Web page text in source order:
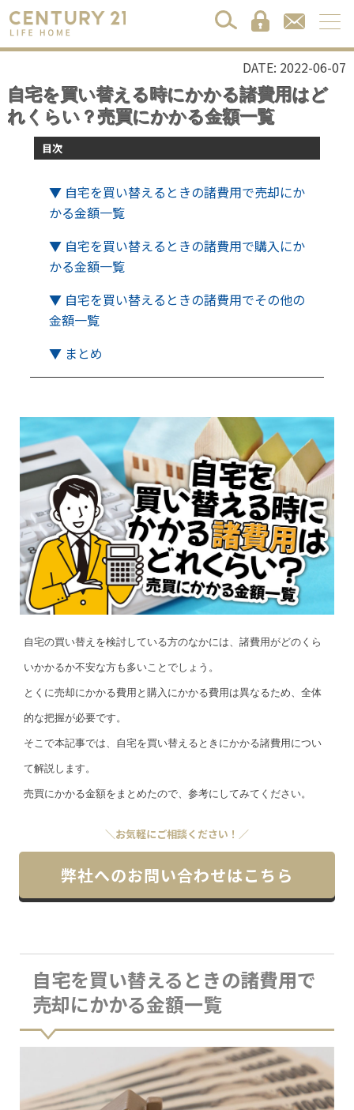
DATE: 2022-06-07
自宅を買い替える時にかかる諸費用はど
れくらい？売買にかかる金額一覧
目次
▼ 自宅を買い替えるときの諸費用で売却にか
かる金額一覧
▼ 自宅を買い替えるときの諸費用で購入にか
かる金額一覧
▼ 自宅を買い替えるときの諸費用でその他の
金額一覧
▼ まとめ
自宅の買い替えを検討している方のなかには、諸費用がどのくら
いかかるか不安な方も多いことでしょう。
とくに売却にかかる費用と購入にかかる費用は異なるため、全体
的な把握が必要です。
そこで本記事では、自宅を買い替えるときにかかる諸費用につい
て解説します。
売買にかかる金額をまとめたので、参考にしてみてください。
＼お気軽にご相談ください！／
弊社へのお問い合わせはこちら
自宅を買い替えるときの諸費用で
売却にかかる金額一覧